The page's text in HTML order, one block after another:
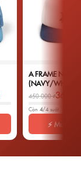
A FRAME NEW
(NAVY/WHITE)
450.000 ₫
Còn4/4 suất
⚡ Mua